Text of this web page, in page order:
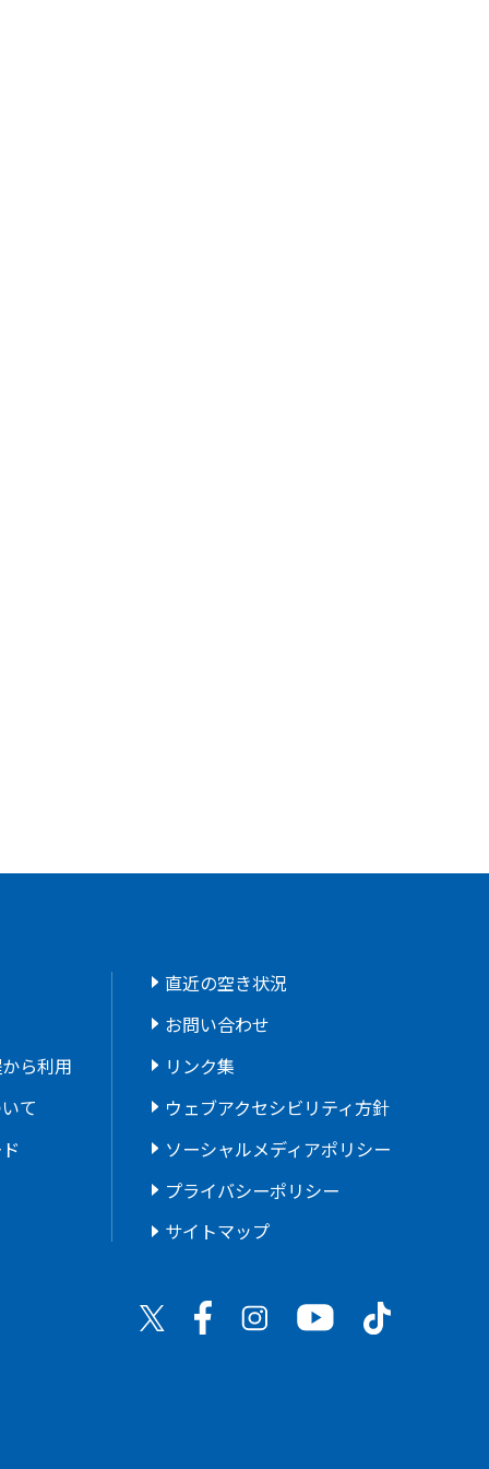
ら利用
て
直近の空き状況
お問い合わせ
リンク集
ウェブアクセシビリティ方針
ソーシャルメディアポリシー
プライバシーポリシー
サイトマップ